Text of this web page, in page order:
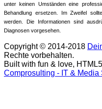
unter keinen Umständen eine
Behandlung ersetzen. Im Zweifel
werden. Die Informationen sind
Diagnosen vorgesehen.
Copyright © 2014-2018
Rechte vorbehalten.
Built with fun & love,
Comprosulting - IT & Media